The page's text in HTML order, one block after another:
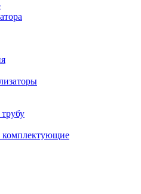
комплектующие